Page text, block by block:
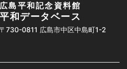
広島平和記念資料館
平和データベース
〒730-0811 広島市中区中島町1-2